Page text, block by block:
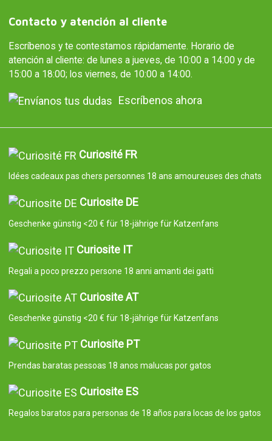
Contacto y atención al cliente
Escríbenos y te contestamos rápidamente. Horario de
atención al cliente: de lunes a jueves, de 10:00 a 14:00 y de
15:00 a 18:00; los viernes, de 10:00 a 14:00.
Escríbenos ahora
Curiosité FR
Idées cadeaux pas chers personnes 18 ans amoureuses des chats
Curiosite DE
Geschenke günstig <20 € für 18-jährige für Katzenfans
Curiosite IT
Regali a poco prezzo persone 18 anni amanti dei gatti
Curiosite AT
Geschenke günstig <20 € für 18-jährige für Katzenfans
Curiosite PT
Prendas baratas pessoas 18 anos malucas por gatos
Curiosite ES
Regalos baratos para personas de 18 años para locas de los gatos